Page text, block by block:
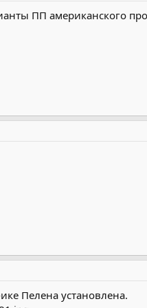
ПП американского
Пелена установлена.